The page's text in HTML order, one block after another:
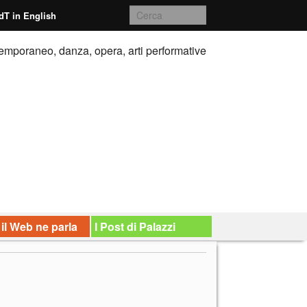
in English
danza, opera, arti performative
Web ne parla I Post di Palazzi